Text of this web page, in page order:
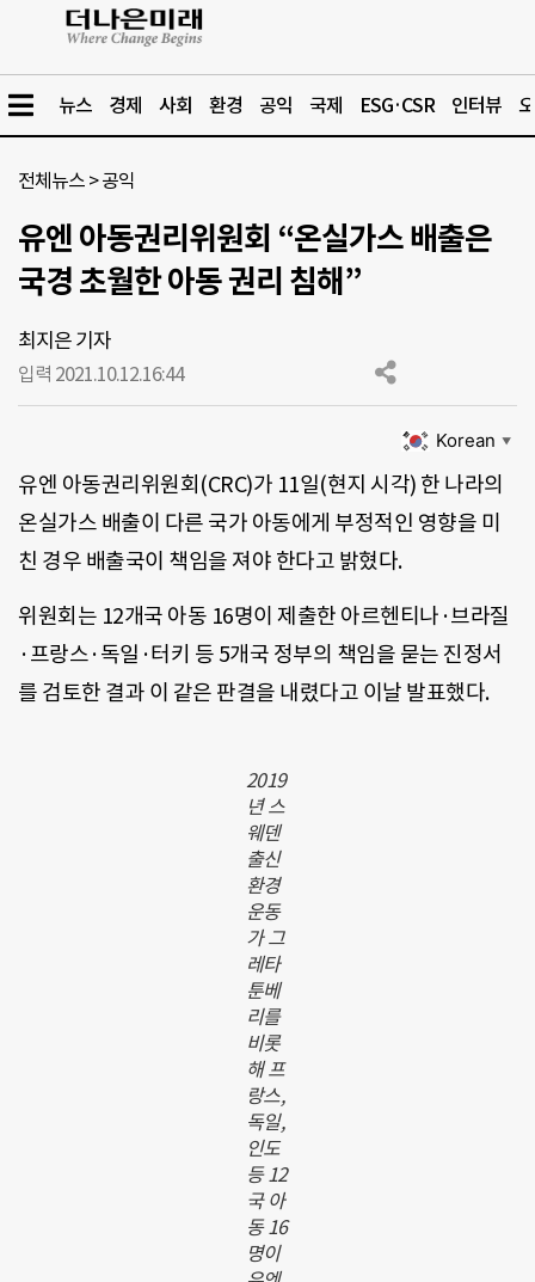
뉴스 경제 사회 환경 공익 국제 ESG·CSR 인터뷰
전체뉴스 >공익
유엔 아동권리위원회 “온실가스 배출은
국경 초월한 아동 권리 침해”
최지은 기자
입력 2021.10.12.16:44
Korean ▼
유엔 아동권리위원회(CRC)가 11일(현지 시각) 한 나라의
온실가스 배출이 다른 국가 아동에게 부정적인 영향을 미
친 경우 배출국이 책임을 져야 한다고 밝혔다.
위원회는 12개국 아동 16명이 제출한 아르헨티나·브라질
·프랑스·독일·터키 등 5개국 정부의 책임을 묻는 진정서
를 검토한 결과 이 같은 판결을 내렸다고 이날 발표했다.
2019
년 스
웨덴
출신
환경
운동
가 그
레타
툰베
리를
비롯
해 프
랑스,
독일,
인도
등 12
국 아
동 16
명이